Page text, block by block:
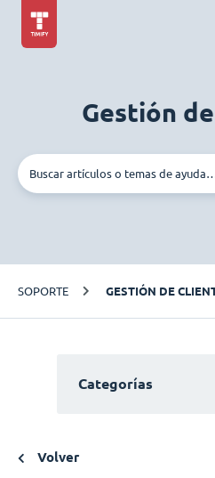
Gestión
SOPORTE GESTIÓN DE
Categorías
Volver